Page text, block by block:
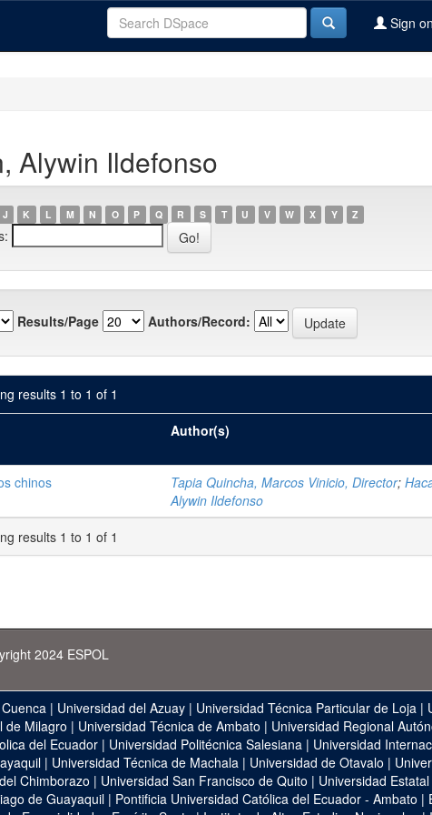
Sign
Alywin Ildefonso
J K L M N O P Q R S T U V W X Y Z
Results/Page Authors/Record:
results 1 to 1 of 1
Author(s)
chinos Tapia Quincha, Marcos Vinicio, Director;
Alywin Ildefonso
results 1 to 1 of 1
2024 ESPOL
| Universidad del Azuay | Universidad Técnica Particular de Loja |
de Milagro | Universidad Técnica de Ambato | Universidad Regional
del Ecuador| Universidad Politécnica Salesiana| Universidad
| Universidad Técnica de Machala | Universidad de Otavalo |
Chimborazo | Universidad San Francisco de Quito | Universidad
de Guayaquil | Pontificia Universidad Católica del Ecuador - Ambato |